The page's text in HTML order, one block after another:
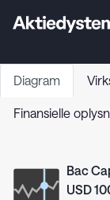
Diagram
Finansielle
Bac
USD